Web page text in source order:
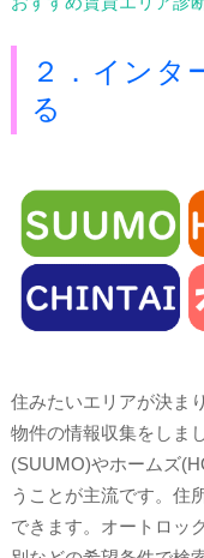
２．インタ
る
住みたいエリアが決ま
物件の情報収集をしま
(SUUMO)やホームズ
うことが主流です。住
できます。オートロッ